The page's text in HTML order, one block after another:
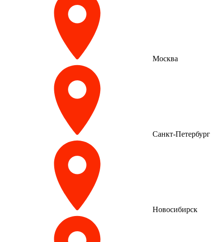
Москва
Санкт-Петербург
Новосибирск